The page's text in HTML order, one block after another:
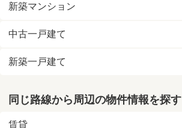
新築マンション
中古一戸建て
新築一戸建て
同じ路線から周辺の物件情報を探す
賃貸